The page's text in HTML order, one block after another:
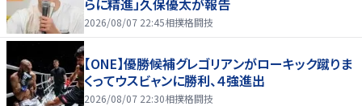
らに精進」久保優太が報告
2026/08/07 22:45相撲格闘技
【ONE】優勝候補グレゴリアンがローキック蹴りま
くってウスビャンに勝利、４強進出
2026/08/07 22:30相撲格闘技